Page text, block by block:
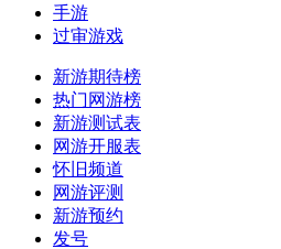
手游
过审游戏
新游期待榜
热门网游榜
新游测试表
网游开服表
怀旧频道
网游评测
新游预约
发号